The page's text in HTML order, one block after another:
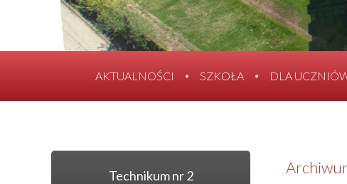
AKTUALNOŚCI SZKOŁA DLA
Technikum nr 2